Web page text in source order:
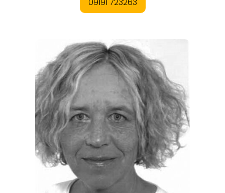
EVENTS
REISEFÜHRER
REISEMAGAZINE
THEMEN
ANGEBOTE